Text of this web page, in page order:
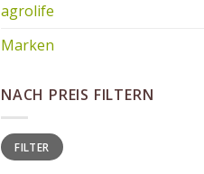
agrolife
Marken
NACH PREIS FILTERN
Min
price
Max
priceFILTER